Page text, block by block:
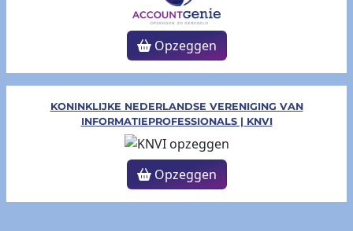
Opzeggen
KONINKLIJKE NEDERLANDSE VERENIGING VAN
INFORMATIEPROFESSIONALS | KNVI
Opzeggen